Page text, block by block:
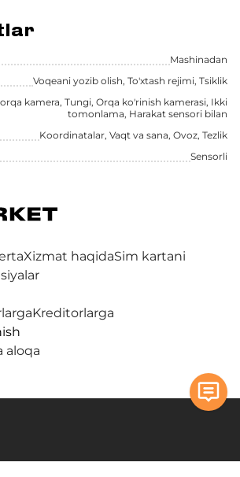
Mashinadan
Voqeani yozib olish, To'xtash rejimi, Tsiklik
kamera, Tungi, Orqa ko'rinish kamerasi, Ikki
tomonlama, Harakat sensori bilan
Koordinatalar, Vaqt va sana, Ovoz, Tezlik
Sensorli
Xizmat haqidaSim kartani
Kreditorlarga
aloqa